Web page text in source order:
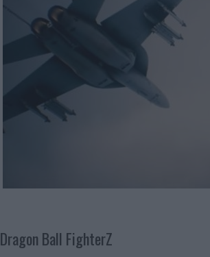
Dragon Ball FighterZ